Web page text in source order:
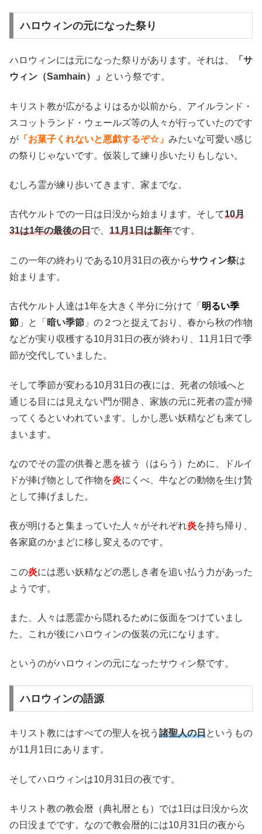
ハロウィンの元になった祭り
ハロウィンには元になった祭りがあります。それは、
「サ
ウィン（Samhain）」
という祭です。
キリスト教が広がるよりはるか以前から、アイルランド・
スコットランド・ウェールズ等の人々が行っていたのです
が 「お菓子くれないと悪戯するぞ☆」 みたいな可愛い感じ
の祭りじゃないです。仮装して練り歩いたりもしない。
むしろ霊が練り歩いてきます、家までな。
古代ケルトでの一日は日没から始まります。そして10月
31は1年の最後の日で、 11月1日は新年です。
この一年の終わりである10月31日の夜からサウィン祭は
始まります。
古代ケルト人達は1年を大きく半分に分けて「 明るい季
節 」と「 暗い季節 」の２つと捉えており、春から秋の作物
などが実り収穫する10月31日の夜が終わり、11月1日で季
節が交代していました。
そして季節が変わる10月31日の夜には、死者の領域へと
通じる目には見えない門が開き、家族の元に死者の霊が帰
ってくるといわれています。しかし悪い妖精なども来てし
まいます。
なのでその霊の供養と悪を祓う（はらう）ために、ドルイ
ドが捧げ物として作物を炎にくべ、牛などの動物を生け贄
として捧げました。
夜が明けると集まっていた人々がそれぞれ炎を持ち帰り、
各家庭のかまどに移し変えるのです。
この炎には悪い妖精などの悪しき者を追い払う力があった
ようです。
また、人々は悪霊から隠れるために仮面をつけていまし
た。これが後にハロウィンの仮装の元になります。
というのがハロウィンの元になったサウィン祭です。
ハロウィンの語源
キリスト教にはすべての聖人を祝う 諸聖人の日というもの
が11月1日にあります。
そしてハロウィンは10月31日の夜です。
キリスト教の教会暦（典礼暦とも）では1日は日没から次
の日没までです。なので教会暦的には10月31日の夜から